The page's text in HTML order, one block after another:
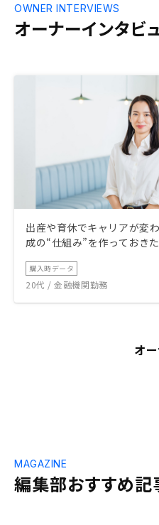
オーナーインタビ
OWNER INTERVIEWS
出産や育休でキャリアが変
成の“仕組み”を作っておきた
購入時データ
20代 / 金融機関勤務
オ
編集部おすすめ記
MAGAZINE